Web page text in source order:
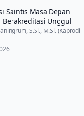
Saintis Masa Depan
Berakreditasi Unggul
S.Si., M.Si. (Kaprodi